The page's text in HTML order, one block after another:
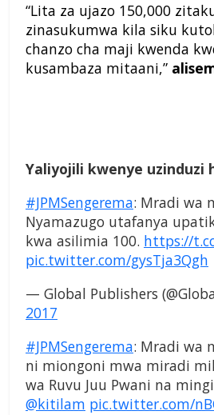
“Lita za ujazo 150,000
zinasukumwa kila siku
chanzo cha maji kwenda
kusambaza mitaani,”
Yaliyojili kwenye uzinduzi
#JPMSengerema: Mradi wa
Nyamazugo utafanya
kwa asilimia 100. https://
pic.twitter.com/gysTja3Qgh
— Global Publishers
2017
#JPMSengerema: Mradi wa
ni miongoni mwa miradi
wa Ruvu Juu Pwani na
@kitilam pic.twitter.com/